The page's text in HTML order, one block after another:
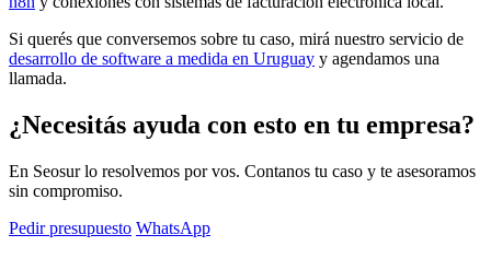
Si querés que conversemos sobre tu caso, mirá nuestro servicio de
desarrollo de software a medida en Uruguay y agendamos una
llamada.
¿Necesitás ayuda con esto en tu empresa?
En Seosur lo resolvemos por vos. Contanos tu caso y te asesoramos
sin compromiso.
Pedir presupuesto WhatsApp